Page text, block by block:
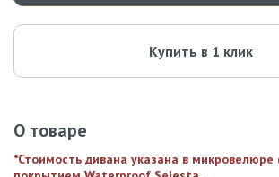
Купить в 1 клик
О товаре
*Стоимость дивана указана в